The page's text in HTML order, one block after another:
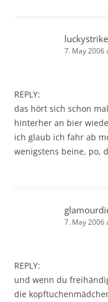
luckystrike
7. May 2006
REPLY:
das hört sich schon
hinterher an bier
ich glaub ich fahr ab
wenigstens beine, po,
7. May 2006
REPLY:
und wenn du
die